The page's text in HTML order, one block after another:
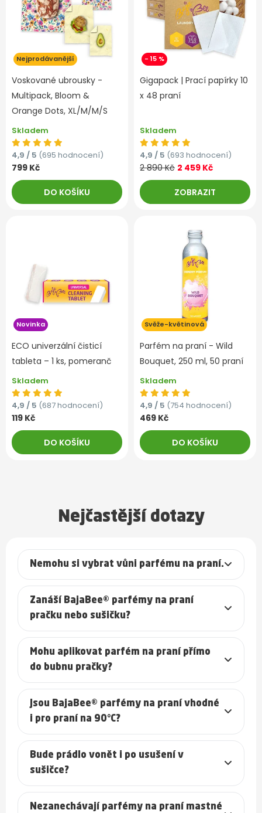
Nejprodávanější
Voskované ubrousky -
Multipack, Bloom &
Orange Dots, XL/M/M/S
Skladem
4,9 / 5 (695 hodnocení)
799 Kč
DO KOŠÍKU
- 15 %
Gigapack | Prací papírky 10
x 48 praní
Skladem
4,9 / 5 (693 hodnocení)
2 890 Kč 2 459 Kč
ZOBRAZIT
Novinka
ECO univerzální čisticí
tableta – 1 ks, pomeranč
Skladem
4,9 / 5 (687 hodnocení)
119 Kč
DO KOŠÍKU
Svěže-květinová
Parfém na praní - Wild
Bouquet, 250 ml, 50 praní
Skladem
4,9 / 5 (754 hodnocení)
469 Kč
DO KOŠÍKU
Nejčastější dotazy
Nemohu si vybrat vůni parfému na praní.
Zanáší BajaBee® parfémy na praní
pračku nebo sušičku?
Mohu aplikovat parfém na praní přímo
do bubnu pračky?
Jsou BajaBee® parfémy na praní vhodné
i pro praní na 90°C?
Bude prádlo vonět i po usušení v
sušičce?
Nezanechávají parfémy na praní mastné